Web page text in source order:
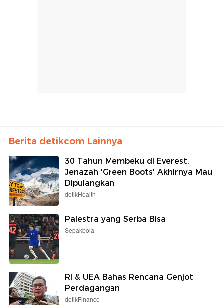
Berita detikcom Lainnya
30 Tahun Membeku di Everest,
Jenazah 'Green Boots' Akhirnya Mau
Dipulangkan
detikHealth
Palestra yang Serba Bisa
Sepakbola
RI & UEA Bahas Rencana Genjot
Perdagangan
detikFinance